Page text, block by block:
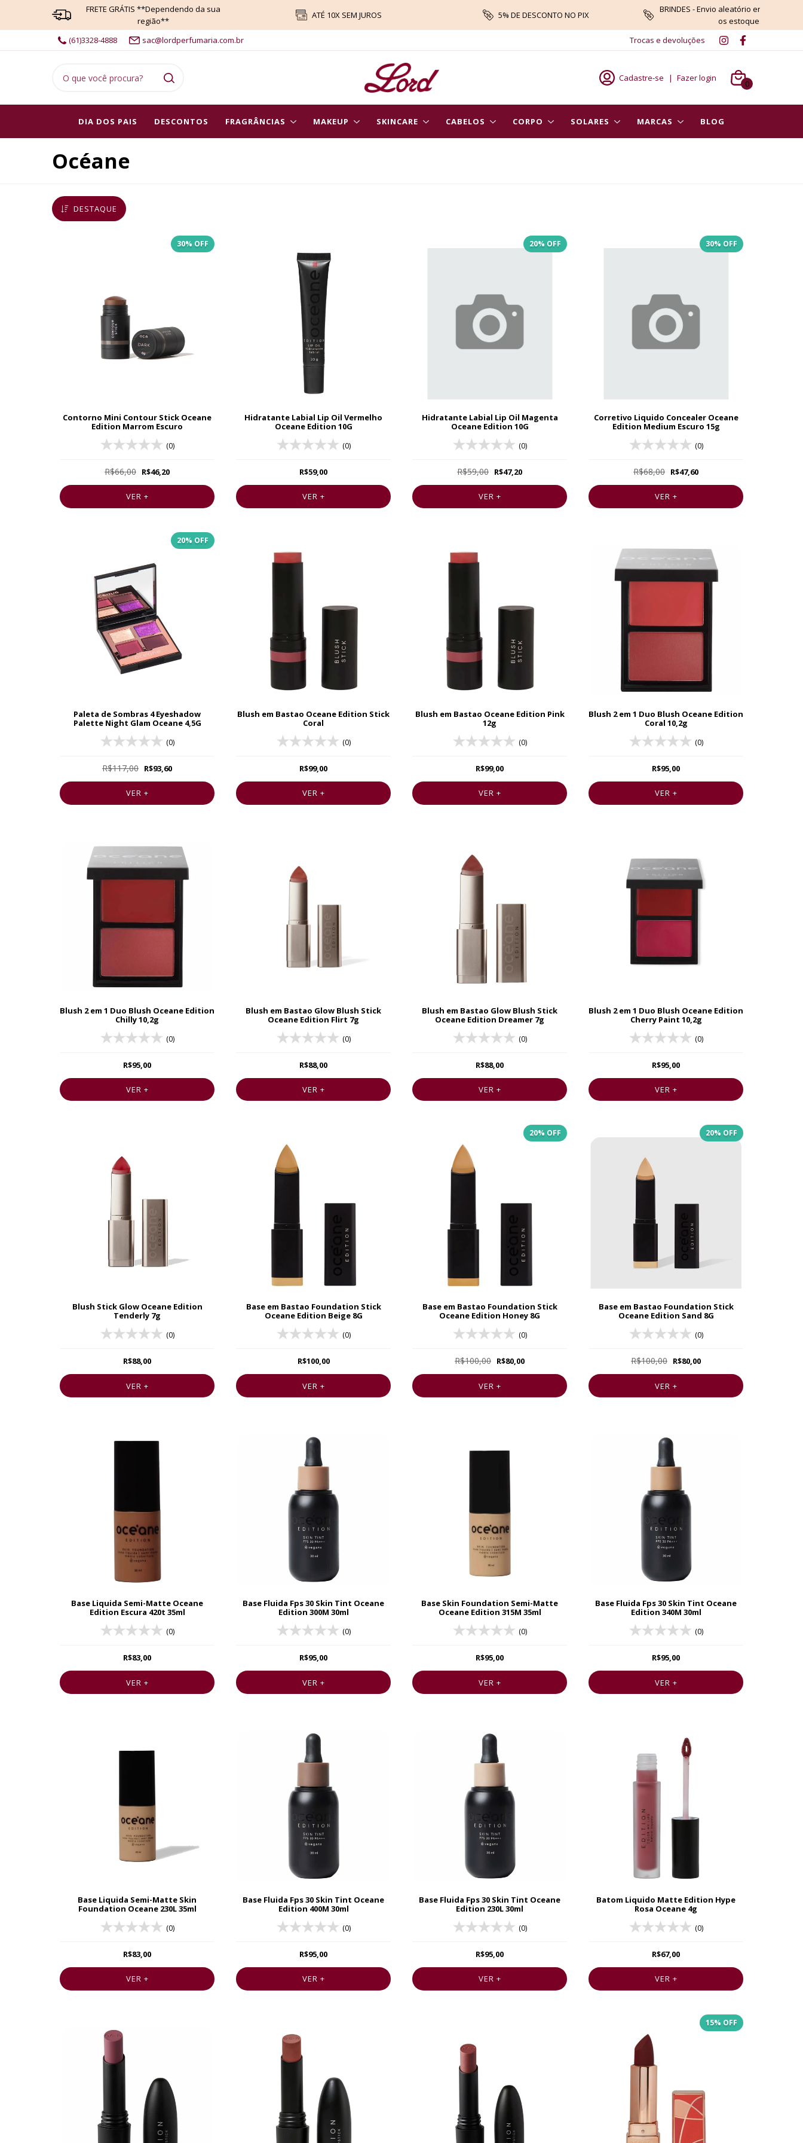
FRETE GRÁTIS **Dependendo da sua
região**
ATÉ 10X SEM JUROS 5% DE DESCONTO NO PIX
BRINDES - Envio aleatório enquanto
os estoques
(61)3328-4888
sac@lordperfumaria.com.br Trocas e devoluções
Cadastre-se | Fazer login
0
DIA DOS PAIS DESCONTOS FRAGRÂNCIAS MAKEUP SKINCARE CABELOS CORPO SOLARES MARCAS BLOG
Océane
DESTAQUE
30% OFF
Contorno Mini Contour Stick Oceane
Edition Marrom Escuro
(0)
R$66,00 R$46,20
VER +
Hidratante Labial Lip Oil Vermelho
Oceane Edition 10G
(0)
R$59,00
VER +
20% OFF
Hidratante Labial Lip Oil Magenta
Oceane Edition 10G
(0)
R$59,00 R$47,20
VER +
30% OFF
Corretivo Liquido Concealer Oceane
Edition Medium Escuro 15g
(0)
R$68,00 R$47,60
VER +
20% OFF
Paleta de Sombras 4 Eyeshadow
Palette Night Glam Oceane 4,5G
(0)
R$117,00 R$93,60
VER +
Blush em Bastao Oceane Edition Stick
Coral
(0)
R$99,00
VER +
Blush em Bastao Oceane Edition Pink
12g
(0)
R$99,00
VER +
Blush 2 em 1 Duo Blush Oceane Edition
Coral 10,2g
(0)
R$95,00
VER +
Blush 2 em 1 Duo Blush Oceane Edition
Chilly 10,2g
(0)
R$95,00
VER +
Blush em Bastao Glow Blush Stick
Oceane Edition Flirt 7g
(0)
R$88,00
VER +
Blush em Bastao Glow Blush Stick
Oceane Edition Dreamer 7g
(0)
R$88,00
VER +
Blush 2 em 1 Duo Blush Oceane Edition
Cherry Paint 10,2g
(0)
R$95,00
VER +
Blush Stick Glow Oceane Edition
Tenderly 7g
(0)
R$88,00
VER +
Base em Bastao Foundation Stick
Oceane Edition Beige 8G
(0)
R$100,00
VER +
20% OFF
Base em Bastao Foundation Stick
Oceane Edition Honey 8G
(0)
R$100,00 R$80,00
VER +
20% OFF
Base em Bastao Foundation Stick
Oceane Edition Sand 8G
(0)
R$100,00 R$80,00
VER +
Base Liquida Semi-Matte Oceane
Edition Escura 420t 35ml
(0)
R$83,00
VER +
Base Fluida Fps 30 Skin Tint Oceane
Edition 300M 30ml
(0)
R$95,00
VER +
Base Skin Foundation Semi-Matte
Oceane Edition 315M 35ml
(0)
R$95,00
VER +
Base Fluida Fps 30 Skin Tint Oceane
Edition 340M 30ml
(0)
R$95,00
VER +
Base Liquida Semi-Matte Skin
Foundation Oceane 230L 35ml
(0)
R$83,00
VER +
Base Fluida Fps 30 Skin Tint Oceane
Edition 400M 30ml
(0)
R$95,00
VER +
Base Fluida Fps 30 Skin Tint Oceane
Edition 230L 30ml
(0)
R$95,00
VER +
Batom Liquido Matte Edition Hype
Rosa Oceane 4g
(0)
R$67,00
VER +
15% OFF